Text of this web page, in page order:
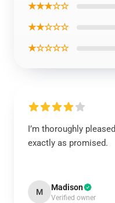
★★★☆☆
★★☆☆☆
★☆☆☆☆
I’m thoroughly
exactly as promised.
M Madison
Verified owner